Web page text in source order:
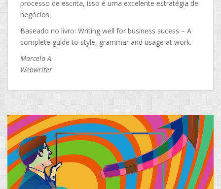
processo de escrita, isso é uma excelente estratégia de
negócios.
Baseado no livro: Writing well for business sucess – A
complete guide to style, grammar and usage at work.
Marcela A.
Webwriter